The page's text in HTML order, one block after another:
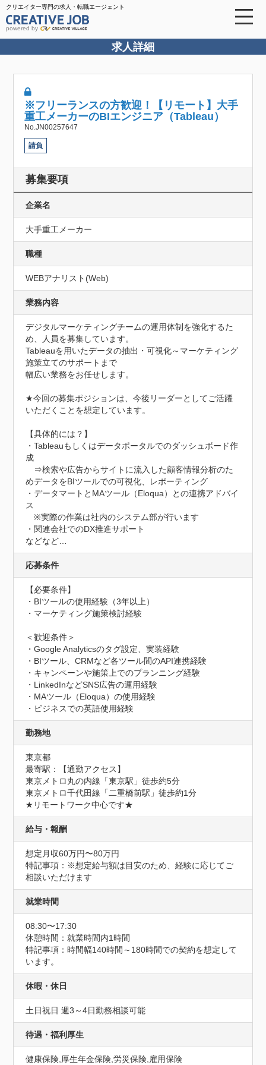
クリエイター専門の求人・転職エージェント
powered by
求人詳細
※フリーランスの方歓迎！【リモート】大手
重工メーカーのBIエンジニア（Tableau）
No.JN00257647
請負
募集要項
企業名
大手重工メーカー
職種
WEBアナリスト(Web)
業務内容
デジタルマーケティングチームの運用体制を強化するた
め、人員を募集しています。
Tableauを用いたデータの抽出・可視化～マーケティング
施策立てのサポートまで
幅広い業務をお任せします。
★今回の募集ポジションは、今後リーダーとしてご活躍
いただくことを想定しています。
【具体的には？】
・Tableauもしくはデータポータルでのダッシュボード作
成
⇒検索や広告からサイトに流入した顧客情報分析のた
めデータをBIツールでの可視化、レポーティング
・データマートとMAツール（Eloqua）との連携アドバイ
ス
※実際の作業は社内のシステム部が行います
・関連会社でのDX推進サポート
などなど…
応募条件
【必要条件】
・BIツールの使用経験（3年以上）
・マーケティング施策検討経験
＜歓迎条件＞
・Google Analyticsのタグ設定、実装経験
・BIツール、CRMなど各ツール間のAPI連携経験
・キャンペーンや施策上でのプランニング経験
・LinkedInなどSNS広告の運用経験
・MAツール（Eloqua）の使用経験
・ビジネスでの英語使用経験
勤務地
東京都
最寄駅：【通勤アクセス】
東京メトロ丸の内線「東京駅」徒歩約5分
東京メトロ千代田線「二重橋前駅」徒歩約1分
★リモートワーク中心です★
給与・報酬
想定月収60万円〜80万円
特記事項：※想定給与額は目安のため、経験に応じてご
相談いただけます
就業時間
08:30〜17:30
休憩時間：就業時間内1時間
特記事項：時間幅140時間～180時間での契約を想定して
います。
休暇・休日
土日祝日 週3～4日勤務相談可能
待遇・福利厚生
健康保険,厚生年金保険,労災保険,雇用保険